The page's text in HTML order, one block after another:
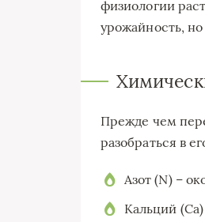
физиологии
урожайность,
Прежде чем
разобраться в
Азот (N) –
Кальций